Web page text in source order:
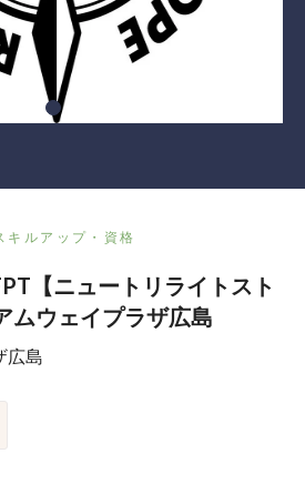
キルアップ・資格
【ニュートリライトスト
ムウェイプラザ広島
広島